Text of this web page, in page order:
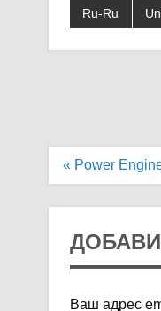
Ru-Ru
Навигация
« Power
Ваш адрес